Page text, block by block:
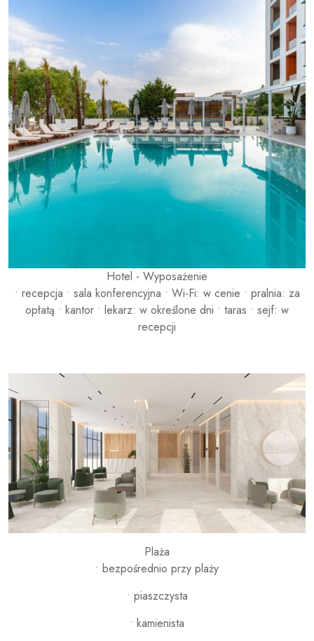
Hotel - Wyposażenie
• recepcja • sala konferencyjna • Wi-Fi: w cenie • pralnia: za
opłatą • kantor • lekarz: w określone dni • taras • sejf: w
recepcji
Plaża
• bezpośrednio przy plaży
• piaszczysta
• kamienista